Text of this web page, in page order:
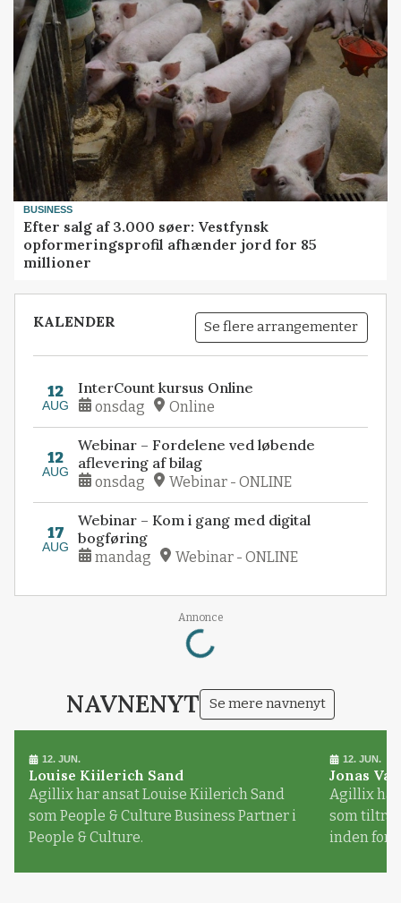
BUSINESS
Efter salg af 3.000 søer: Vestfynsk
opformeringsprofil afhænder jord for 85
millioner
KALENDER Se flere arrangementer
12
AUG
InterCount kursus Online
onsdag Online
12
AUG
Webinar – Fordelene ved løbende
aflevering af bilag
onsdag Webinar - ONLINE
17
AUG
Webinar – Kom i gang med digital
bogføring
mandag Webinar - ONLINE
Annonce
Loading...
NAVNENYT Se mere navnenyt
12. JUN.
Louise Kiilerich Sand
Agillix har ansat Louise Kiilerich Sand
som People & Culture Business Partner i
People & Culture.
12. JUN.
Jonas
Agillix har
som
inden for